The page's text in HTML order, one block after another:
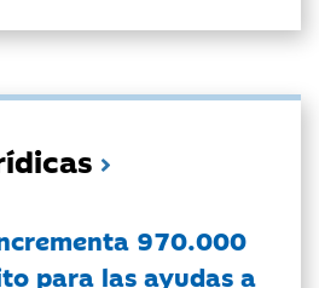
970.000
para las ayudas a